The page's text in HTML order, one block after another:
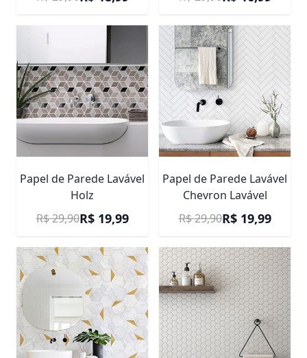
Papel de Parede Lavável
Holz
Preço Promocional
R$ 19,99
R$ 29,90
Papel de Parede Lavável
Chevron Lavável
Preço Promocional
R$ 19,99
R$ 29,90